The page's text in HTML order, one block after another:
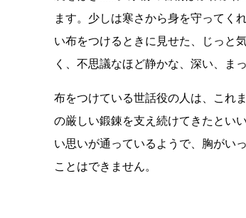
ます。少しは寒さから身を守ってく
い布をつけるときに見せた、じっと
く、不思議なほど静かな、深い、ま
布をつけている世話役の人は、これ
の厳しい鍛錬を支え続けてきたとい
い思いが通っているようで、胸がい
ことはできません。